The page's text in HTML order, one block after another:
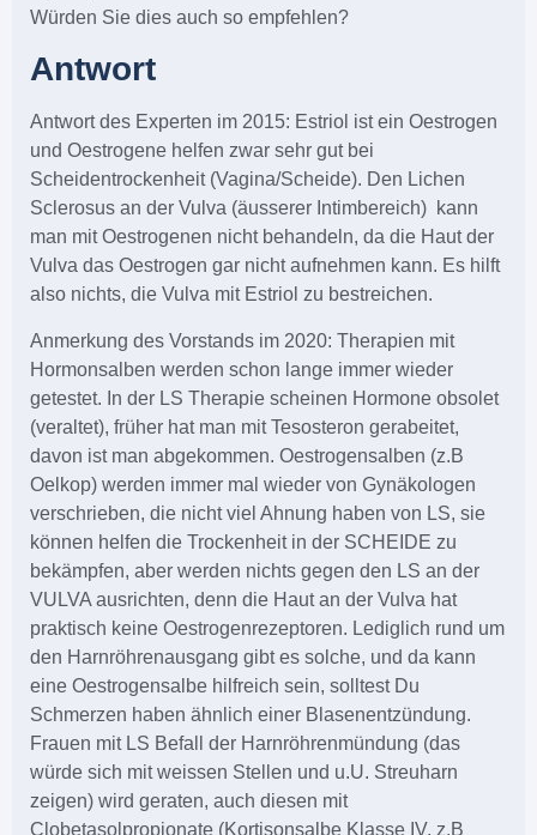
Würden Sie dies auch so empfehlen?
Antwort
Antwort des Experten im 2015: Estriol ist ein Oestrogen
und Oestrogene helfen zwar sehr gut bei
Scheidentrockenheit (Vagina/Scheide). Den Lichen
Sclerosus an der Vulva (äusserer Intimbereich) kann
man mit Oestrogenen nicht behandeln, da die Haut der
Vulva das Oestrogen gar nicht aufnehmen kann. Es hilft
also nichts, die Vulva mit Estriol zu bestreichen.
Anmerkung des Vorstands im 2020: Therapien mit
Hormonsalben werden schon lange immer wieder
getestet. In der LS Therapie scheinen Hormone obsolet
(veraltet), früher hat man mit Tesosteron gerabeitet,
davon ist man abgekommen. Oestrogensalben (z.B
Oelkop) werden immer mal wieder von Gynäkologen
verschrieben, die nicht viel Ahnung haben von LS, sie
können helfen die Trockenheit in der SCHEIDE zu
bekämpfen, aber werden nichts gegen den LS an der
VULVA ausrichten, denn die Haut an der Vulva hat
praktisch keine Oestrogenrezeptoren. Lediglich rund um
den Harnröhrenausgang gibt es solche, und da kann
eine Oestrogensalbe hilfreich sein, solltest Du
Schmerzen haben ähnlich einer Blasenentzündung.
Frauen mit LS Befall der Harnröhrenmündung (das
würde sich mit weissen Stellen und u.U. Streuharn
zeigen) wird geraten, auch diesen mit
Clobetasolpropionate (Kortisonsalbe Klasse IV, z.B